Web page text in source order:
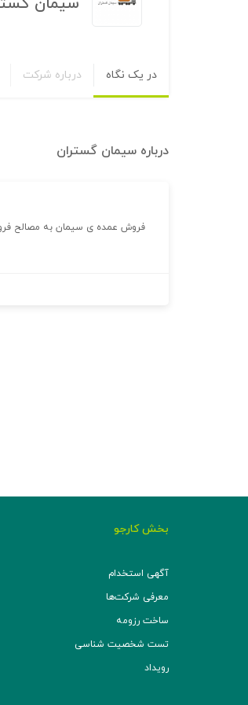
در یک نگاه درباره شرکت
درباره سیمان گستران
فروش عمده ی سیمان به مصالح
بخش کارجو
آگهی استخدام
معرفی شرکت‌ها
ساخت رزومه
تست شخصیت شناسی
رویداد